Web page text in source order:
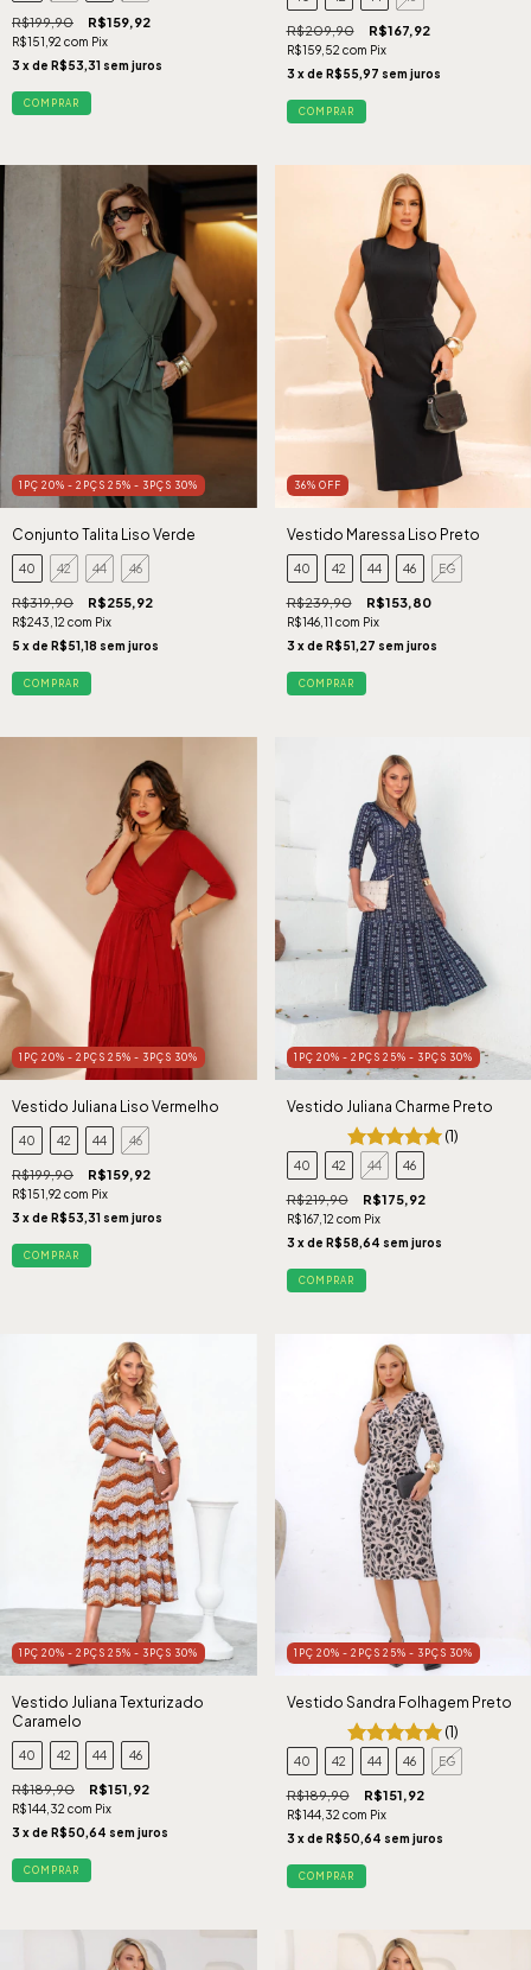
R$199,90 R$159,92
R$151,92 com Pix
3 x de R$53,31 sem juros
COMPRAR
R$209,90 R$167,92
R$159,52 com Pix
3 x de R$55,97 sem juros
COMPRAR
1PÇ 20% - 2PÇS 25% - 3PÇS 30%
Conjunto Talita Liso Verde
40 42 44 46
R$319,90 R$255,92
R$243,12 com Pix
5 x de R$51,18 sem juros
COMPRAR
36% OFF
Vestido Maressa Liso Preto
40 42 44 46 EG
R$239,90 R$153,80
R$146,11 com Pix
3 x de R$51,27 sem juros
COMPRAR
1PÇ 20% - 2PÇS 25% - 3PÇS 30%
Vestido Juliana Liso Vermelho
40 42 44 46
R$199,90 R$159,92
R$151,92 com Pix
3 x de R$53,31 sem juros
COMPRAR
1PÇ 20% - 2PÇS 25% - 3PÇS 30%
Vestido Juliana Charme Preto
(1)
40 42 44 46
R$219,90 R$175,92
R$167,12 com Pix
3 x de R$58,64 sem juros
COMPRAR
1PÇ 20% - 2PÇS 25% - 3PÇS 30%
Vestido Juliana Texturizado
Caramelo
40 42 44 46
R$189,90 R$151,92
R$144,32 com Pix
3 x de R$50,64 sem juros
COMPRAR
1PÇ 20% - 2PÇS 25% - 3PÇS 30%
Vestido Sandra Folhagem Preto
(1)
40 42 44 46 EG
R$189,90 R$151,92
R$144,32 com Pix
3 x de R$50,64 sem juros
COMPRAR